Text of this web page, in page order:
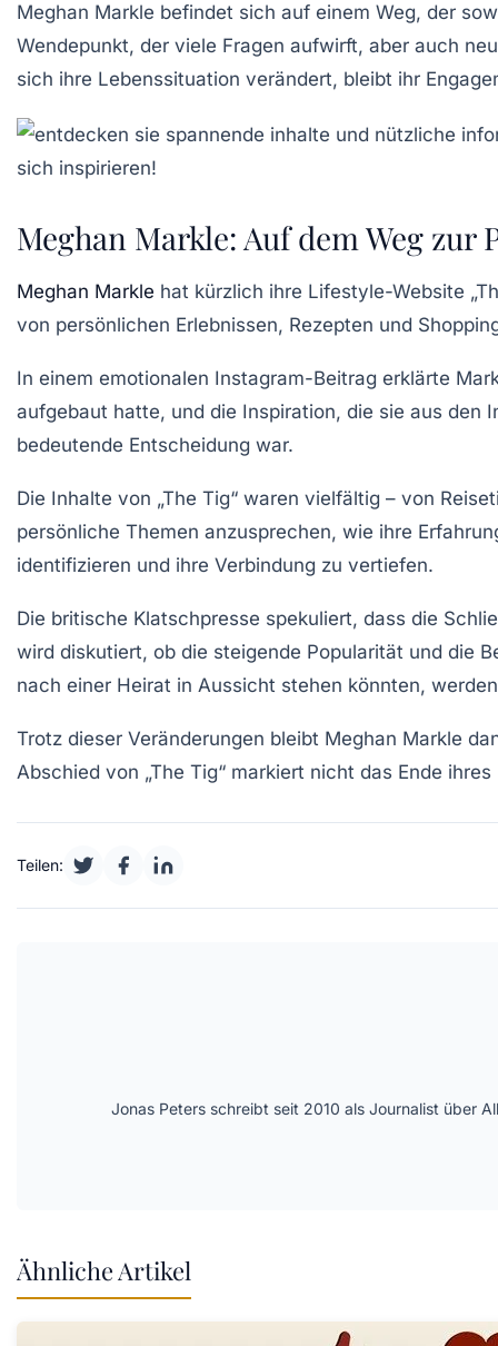
Meghan Markle befindet sich auf einem Weg, der
Wendepunkt, der viele Fragen aufwirft, aber auch
sich ihre Lebenssituation verändert, bleibt ihr
Meghan Markle: Auf dem Weg zur
Meghan Markle hat kürzlich ihre Lifestyle-Website
von persönlichen Erlebnissen, Rezepten und
In einem emotionalen Instagram-Beitrag erklärte
aufgebaut hatte, und die Inspiration, die sie aus den
bedeutende Entscheidung war.
Die Inhalte von „The Tig“ waren vielfältig – von
persönliche Themen anzusprechen, wie ihre
identifizieren und ihre Verbindung zu vertiefen.
Die britische Klatschpresse spekuliert, dass die
wird diskutiert, ob die steigende Popularität und die
nach einer Heirat in Aussicht stehen könnten,
Trotz dieser Veränderungen bleibt Meghan Markle
Abschied von „The Tig“ markiert nicht das Ende
Teilen:
Jonas Peters schreibt seit 2010 als Journalist über
Ähnliche Artikel